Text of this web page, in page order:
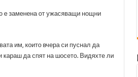
е заменена от ужасяващи нощни
им, които вчера си пуснал да
караш да спят на шосето. Видяхте ли